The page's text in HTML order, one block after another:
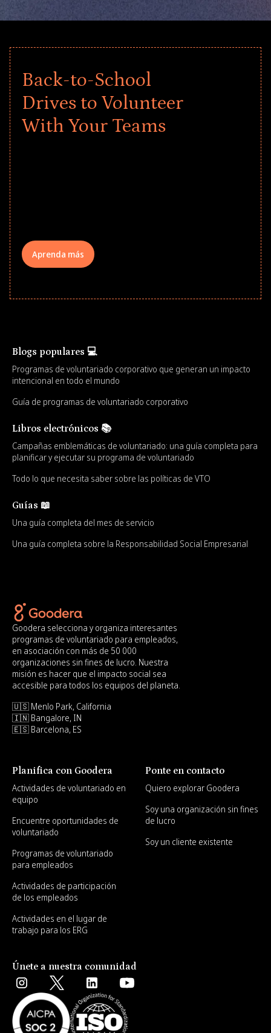
Back-to-School
Drives to Volunteer
With Your Teams
Aprenda más
Blogs populares 💻
Programas de voluntariado corporativo que generan un impacto
intencional en todo el mundo
Guía de programas de voluntariado corporativo
Libros electrónicos 📚
Campañas emblemáticas de voluntariado: una guía completa para
planificar y ejecutar su programa de voluntariado
Todo lo que necesita saber sobre las políticas de VTO
Guías 📖
Una guía completa del mes de servicio
Una guía completa sobre la Responsabilidad Social Empresarial
Goodera selecciona y organiza interesantes
programas de voluntariado para empleados,
en asociación con más de 50 000
organizaciones sin fines de lucro. Nuestra
misión es hacer que el impacto social sea
accesible para todos los equipos del planeta.
🇺🇸 Menlo Park, California
🇮🇳 Bangalore, IN
🇪🇸 Barcelona, ES
Planifica con Goodera
Actividades de voluntariado en
equipo
Encuentre oportunidades de
voluntariado
Programas de voluntariado
para empleados
Actividades de participación
de los empleados
Actividades en el lugar de
trabajo para los ERG
Ponte en contacto
Quiero explorar Goodera
Soy una organización sin fines
de lucro
Soy un cliente existente
Únete a nuestra comunidad